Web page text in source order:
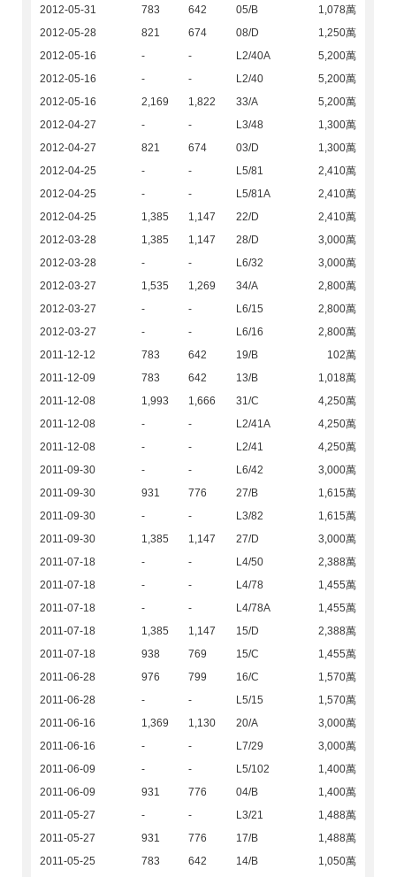
2012-05-31 783 642 05/B
1,078萬
2012-05-28
821 674 08/D
1,250萬
2012-05-16
- - L2/40A
5,200萬
2012-05-16
- - L2/40
5,200萬
2012-05-16
2,169 1,822 33/A
5,200萬
2012-04-27
- - L3/48
1,300萬
2012-04-27
821 674 03/D
1,300萬
2012-04-25
- - L5/81
2,410萬
2012-04-25
- - L5/81A
2,410萬
2012-04-25
1,385 1,147 22/D
2,410萬
2012-03-28
1,385 1,147 28/D
3,000萬
2012-03-28
- - L6/32
3,000萬
2012-03-27
1,535 1,269 34/A
2,800萬
2012-03-27
- - L6/15
2,800萬
2012-03-27
- - L6/16
2,800萬
2011-12-12
783 642 19/B
102萬
2011-12-09
783 642 13/B
1,018萬
2011-12-08
1,993 1,666 31/C
4,250萬
2011-12-08
- - L2/41A
4,250萬
2011-12-08
- - L2/41
4,250萬
2011-09-30
- - L6/42
3,000萬
2011-09-30
931 776 27/B
1,615萬
2011-09-30
- - L3/82
1,615萬
2011-09-30
1,385 1,147 27/D
3,000萬
2011-07-18
- - L4/50
2,388萬
2011-07-18
- - L4/78
1,455萬
2011-07-18
- - L4/78A
1,455萬
2011-07-18
1,385 1,147 15/D
2,388萬
2011-07-18
938 769 15/C
1,455萬
2011-06-28
976 799 16/C
1,570萬
2011-06-28
- - L5/15
1,570萬
2011-06-16
1,369 1,130 20/A
3,000萬
2011-06-16
- - L7/29
3,000萬
2011-06-09
- - L5/102
1,400萬
2011-06-09
931 776 04/B
1,400萬
2011-05-27
- - L3/21
1,488萬
2011-05-27
931 776 17/B
1,488萬
2011-05-25
783 642 14/B
1,050萬